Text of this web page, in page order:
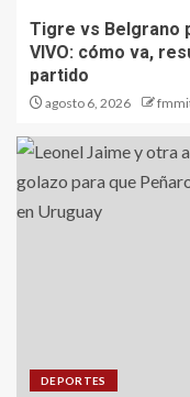
Tigre vs Belgrano
VIVO: cómo va,
partido
agosto 6, 2026
DEPORTES